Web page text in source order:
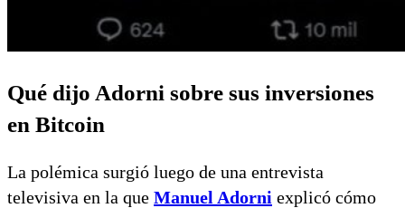
Qué dijo Adorni sobre sus inversiones
en Bitcoin
La polémica surgió luego de una entrevista
televisiva en la que Manuel Adorni explicó cómo